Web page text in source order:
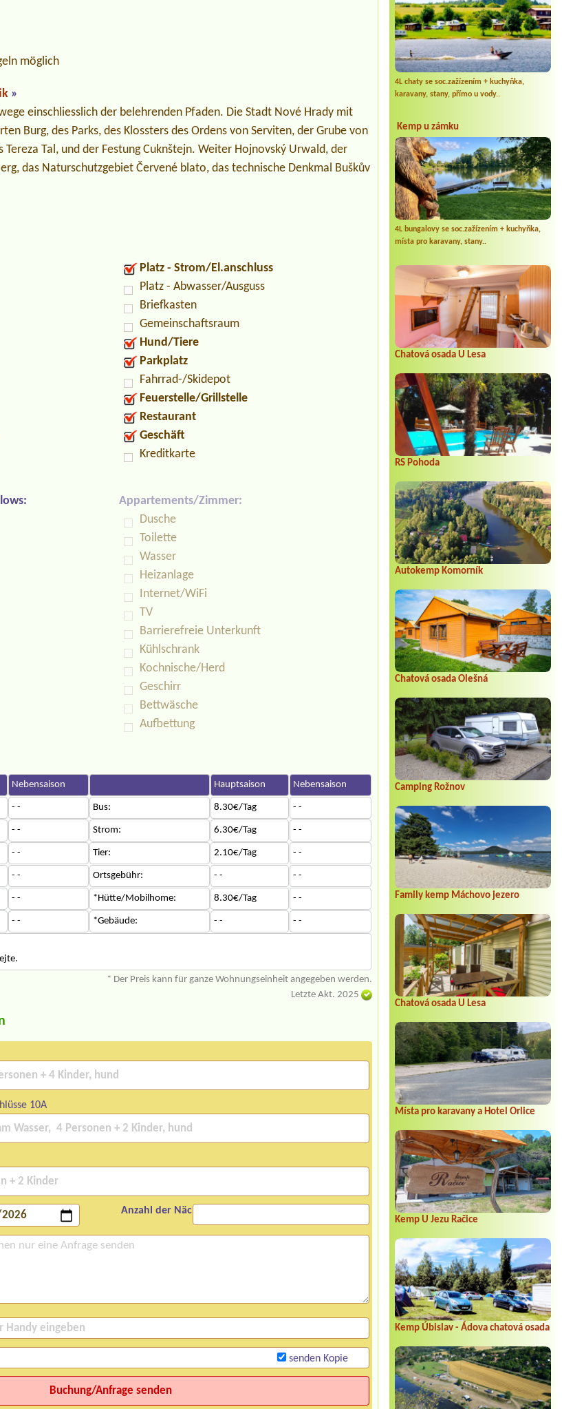
4L chaty se soc.zažízením + kuchyňka,
karavany, stany, přímo u vody..
Kemp u zámku
4L bungalovy se soc.zažízením + kuchyňka,
místa pro karavany, stany..
Chatová osada U Lesa
RS Pohoda
Autokemp Komorník
Chatová osada Olešná
Camping Rožnov
Family kemp Máchovo jezero
Chatová osada U Lesa
Místa pro karavany a Hotel Orlice
Kemp U Jezu Račice
Kemp Úbislav - Ádova chatová osada
möglich
»
einschliesslich der belehrenden Pfaden. Die Stadt Nové Hrady mit
Burg, des Parks, des Klossters des Ordens von Serviten, der Grube von
Tereza Tal, und der Festung Cuknštejn. Weiter Hojnovský Urwald, der
das Naturschutzgebiet Červené blato, das technische Denkmal Buškův
Platz - Strom/El.anschluss
Platz - Abwasser/Ausguss
Briefkasten
Gemeinschaftsraum
Hund/Tiere
Parkplatz
Fahrrad-/Skidepot
Feuerstelle/Grillstelle
Restaurant
Geschäft
Kreditkarte
Appartements/Zimmer:
Dusche
Toilette
Wasser
Heizanlage
Internet/WiFi
TV
Barrierefreie Unterkunft
Kühlschrank
Kochnische/Herd
Geschirr
Bettwäsche
Aufbettung
Nebensaison Hauptsaison Nebensaison
- - Bus: 8.30€/Tag - -
- - Strom: 6.30€/Tag - -
- - Tier: 2.10€/Tag - -
- - Ortsgebühr: - - - -
- - *Hütte/Mobilhome: 8.30€/Tag - -
- - *Gebäude: - - - -
* Der Preis kann für ganze Wohnungseinheit angegeben werden.
Letzte Akt. 2025
10A
Anzahl der Nächte:
senden Kopie